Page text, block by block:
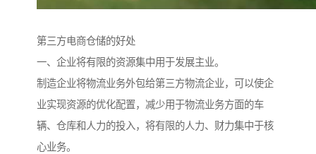
第三方电商仓储的好处
一、企业将有限的资源集中用于发展主业。
制造企业将物流业务外包给第三方物流企业，可以使企
业实现资源的优化配置，减少用于物流业务方面的车
辆、仓库和人力的投入，将有限的人力、财力集中于核
心业务。